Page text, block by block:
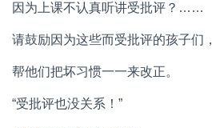
因为上课不认真听讲受批评？……
请鼓励因为这些而受批评的孩子们，
帮他们把坏习惯一一来改正。
“受批评也没关系！”